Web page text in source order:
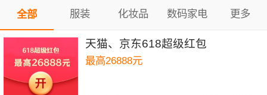
全部 服装 化妆品 数码家电 更多
天猫、京东618超级红包
最高26888元